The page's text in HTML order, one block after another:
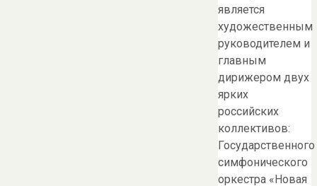
является
художественным
руководителем и
главным
дирижером двух
ярких
российских
коллективов:
Государственного
симфонического
оркестра «Новая